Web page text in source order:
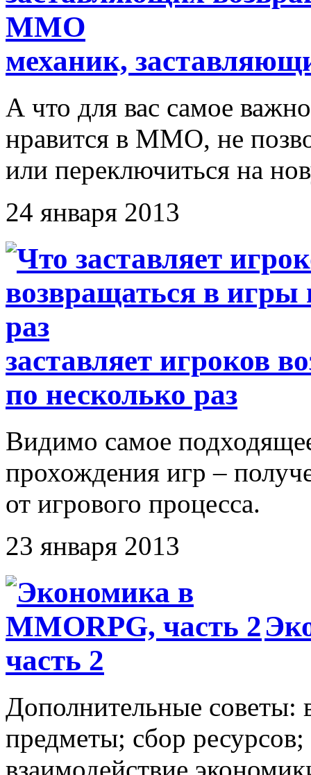
механик,
А что для вас самое
нравится в ММО, не
или переключиться на
24 января 2013
заставляет игроков
по несколько раз
Видимо самое
прохождения игр –
от игрового процесса.
23 января 2013
часть 2
Дополнительные советы:
предметы; сбор
взаимодействие